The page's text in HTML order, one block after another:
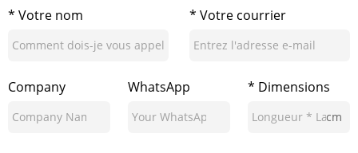
* Votre nom * Votre courrier
Company WhatsApp * Dimensions
cm